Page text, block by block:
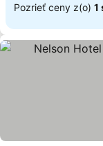
Pozrieť ceny z(o) 1